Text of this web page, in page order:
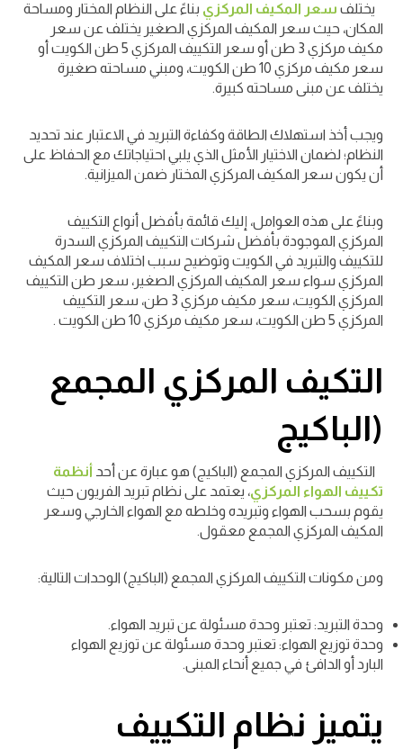
يختلف سعر المكيف المركزي بناءً على النظام المختار ومساحة
المكان، حيث سعر المكيف المركزي الصغير يختلف عن سعر
مكيف مركزي 3 طن أو سعر التكييف المركزي 5 طن الكويت أو
سعر مكيف مركزي 10 طن الكويت، ومبني مساحته صغيرة
يختلف عن مبنى مساحته كبيرة.
ويجب أخذ استهلاك الطاقة وكفاءة التبريد في الاعتبار عند تحديد
النظام؛ لضمان الاختيار الأمثل الذي يلبي احتياجاتك مع الحفاظ على
أن يكون سعر المكيف المركزي المختار ضمن الميزانية.
وبناءً على هذه العوامل، إليك قائمة بأفضل أنواع التكييف
المركزي الموجودة بأفضل شركات التكييف المركزي السدرة
للتكييف والتبريد في الكويت وتوضيح سبب اختلاف سعر المكيف
المركزي سواء سعر المكيف المركزي الصغير، سعر طن التكييف
المركزي الكويت، سعر مكيف مركزي 3 طن، سعر التكييف
المركزي 5 طن الكويت، سعر مكيف مركزي 10 طن الكويت .
التكيف المركزي المجمع
(الباكيج
التكييف المركزي المجمع (الباكيج) هو عبارة عن أحد أنظمة
تكييف الهواء المركزي، يعتمد على نظام تبريد الفريون حيث
يقوم بسحب الهواء وتبريده وخلطه مع الهواء الخارجي وسعر
المكيف المركزي المجمع معقول.
ومن مكونات التكييف المركزي المجمع (الباكيج) الوحدات التالية:
وحدة التبريد: تعتبر وحدة مسئولة عن تبريد الهواء.
وحدة توزيع الهواء: تعتبر وحدة مسئولة عن توزيع الهواء
البارد أو الدافئ في جميع أنحاء المبنى.
يتميز نظام التكييف